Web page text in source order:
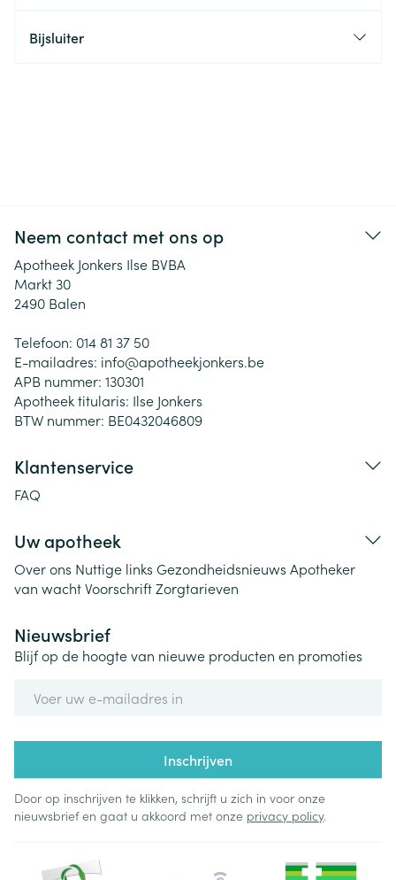
Bijsluiter
Neem contact met ons op
Apotheek Jonkers Ilse BVBA
Markt 30
2490 Balen
Telefoon: 014 81 37 50
E-mailadres: info@apotheekjonkers.be
APB nummer: 130301
Apotheek titularis: Ilse Jonkers
BTW nummer: BE0432046809
Klantenservice
FAQ
Uw apotheek
Over ons Nuttige links Gezondheidsnieuws Apotheker
van wachtVoorschriftZorgtarieven
Nieuwsbrief
Blijf op de hoogte van nieuwe producten en promoties
Inschrijven
Door op inschrijven te klikken, schrijft u zich in voor onze
nieuwsbrief en gaat u akkoord met onze privacy policy.